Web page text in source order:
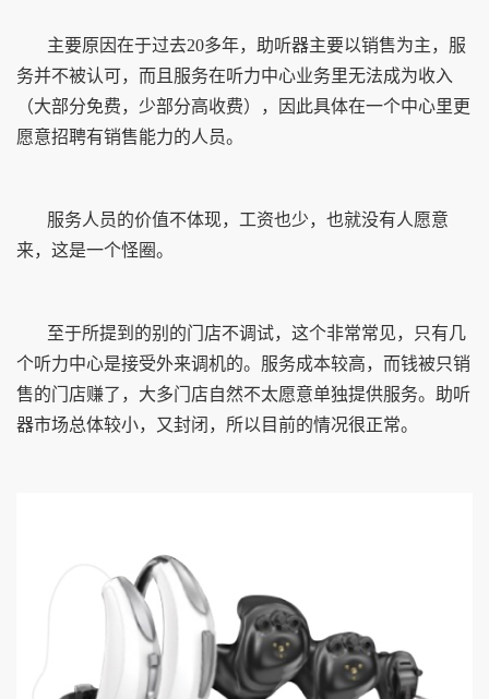
主要原因在于过去20多年，助听器主要以销售为主，服
务并不被认可，而且服务在听力中心业务里无法成为收入
（大部分免费，少部分高收费），因此具体在一个中心里更
愿意招聘有销售能力的人员。
服务人员的价值不体现，工资也少，也就没有人愿意
来，这是一个怪圈。
至于所提到的别的门店不调试，这个非常常见，只有几
个听力中心是接受外来调机的。服务成本较高，而钱被只销
售的门店赚了，大多门店自然不太愿意单独提供服务。助听
器市场总体较小，又封闭，所以目前的情况很正常。